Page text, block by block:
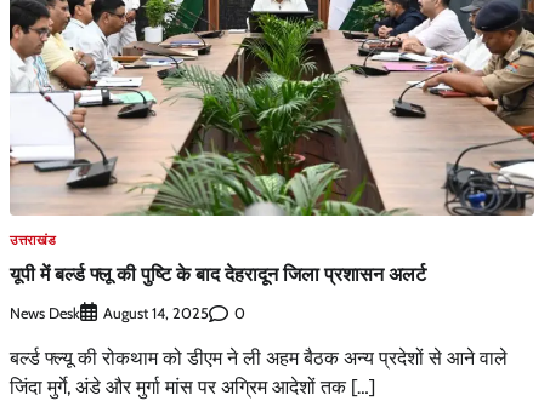
उत्तराखंड
यूपी में बर्ल्ड फ्लू की पुष्टि के बाद देहरादून जिला प्रशासन अलर्ट
News Desk August 14, 2025 0
बर्ल्ड फ्ल्यू की रोकथाम को डीएम ने ली अहम बैठक अन्य प्रदेशों से आने वाले
जिंदा मुर्गे, अंडे और मुर्गा मांस पर अग्रिम आदेशों तक […]